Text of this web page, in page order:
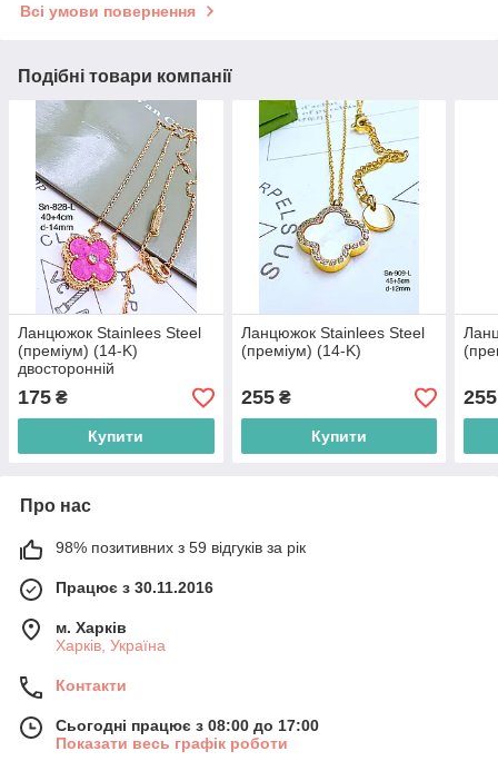
Всі умови повернення
Подібні товари компанії
Ланцюжок Stainlees Steel
(преміум) (14-K)
двосторонній
175 ₴
Купити
Ланцюжок Stainlees Steel
(преміум) (14-K)
255₴
Купити
255
Про нас
98% позитивних з 59 відгуків за рік
Працює з 30.11.2016
м. Харків
Харків, Україна
Контакти
Сьогодні працює з 08:00 до 17:00
Показати весь графік роботи